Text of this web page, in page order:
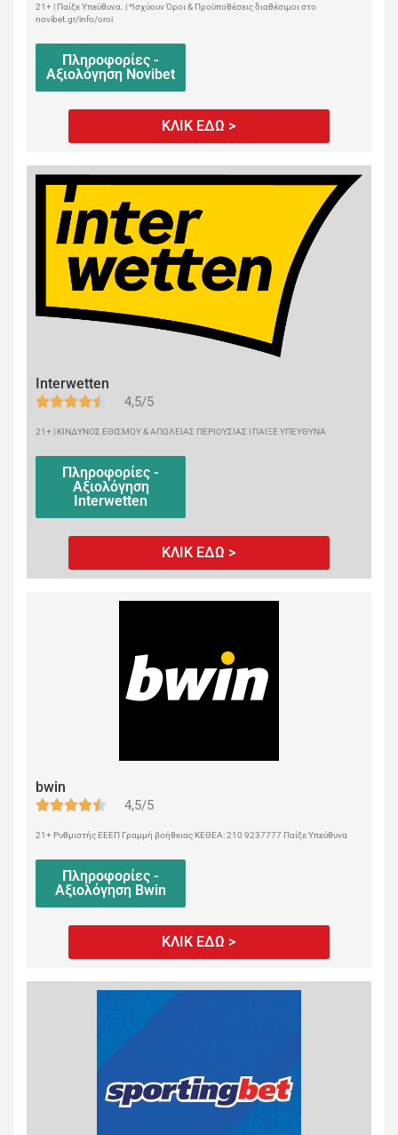
21+ | Παίξε Υπεύθυνα. | *Ισχύουν Όροι & Προϋποθέσεις διαθέσιμοι στο
novibet.gr/info/oroi
Πληροφορίες -
Αξιολόγηση Novibet
ΚΛΙΚ ΕΔΩ >
Interwetten
4,5/5
21+ | ΚΙΝΔΥΝΟΣ ΕΘΙΣΜΟΥ & ΑΠΩΛΕΙΑΣ ΠΕΡΙΟΥΣΙΑΣ | ΠΑΙΞΕ ΥΠΕΥΘΥΝΑ
Πληροφορίες -
Αξιολόγηση
Interwetten
ΚΛΙΚ ΕΔΩ >
bwin
4,5/5
21+ Ρυθμιστής ΕΕΕΠ Γραμμή βοήθειας ΚΕΘΕΑ: 210 9237777 Παίξε Υπεύθυνα
Πληροφορίες -
Αξιολόγηση Bwin
ΚΛΙΚ ΕΔΩ >